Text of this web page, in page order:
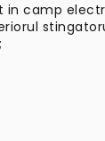
in camp